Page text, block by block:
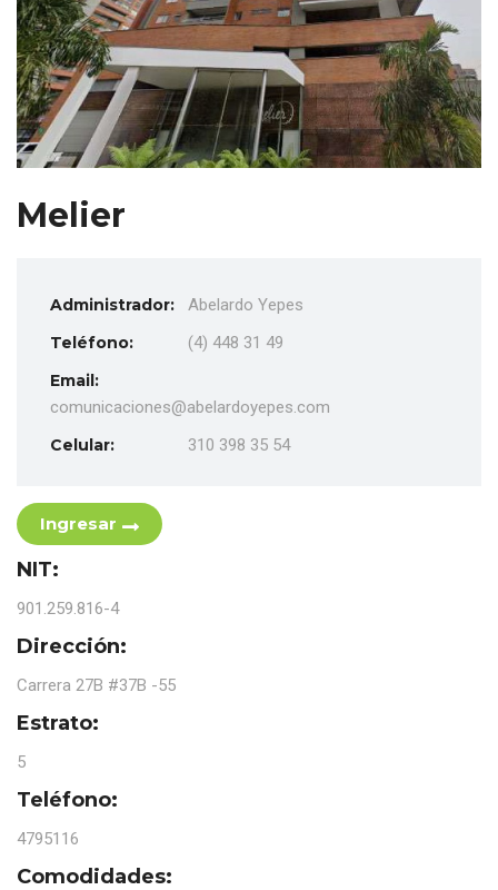
Melier
Administrador:
Abelardo Yepes
Teléfono:
(4) 448 31 49
Email:
comunicaciones@abelardoyepes.com
Celular:
310 398 35 54
Ingresar
NIT:
901.259.816-4
Dirección:
Carrera 27B #37B -55
Estrato:
5
Teléfono:
4795116
Comodidades: